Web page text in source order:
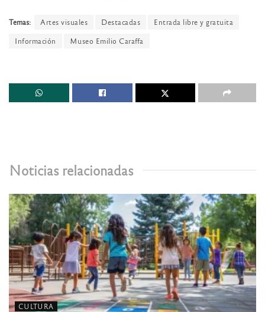
Temas: Artes visuales Destacadas
Entrada libre y gratuita
Información
Museo Emilio Caraffa
Noticias relacionadas
CULTURA